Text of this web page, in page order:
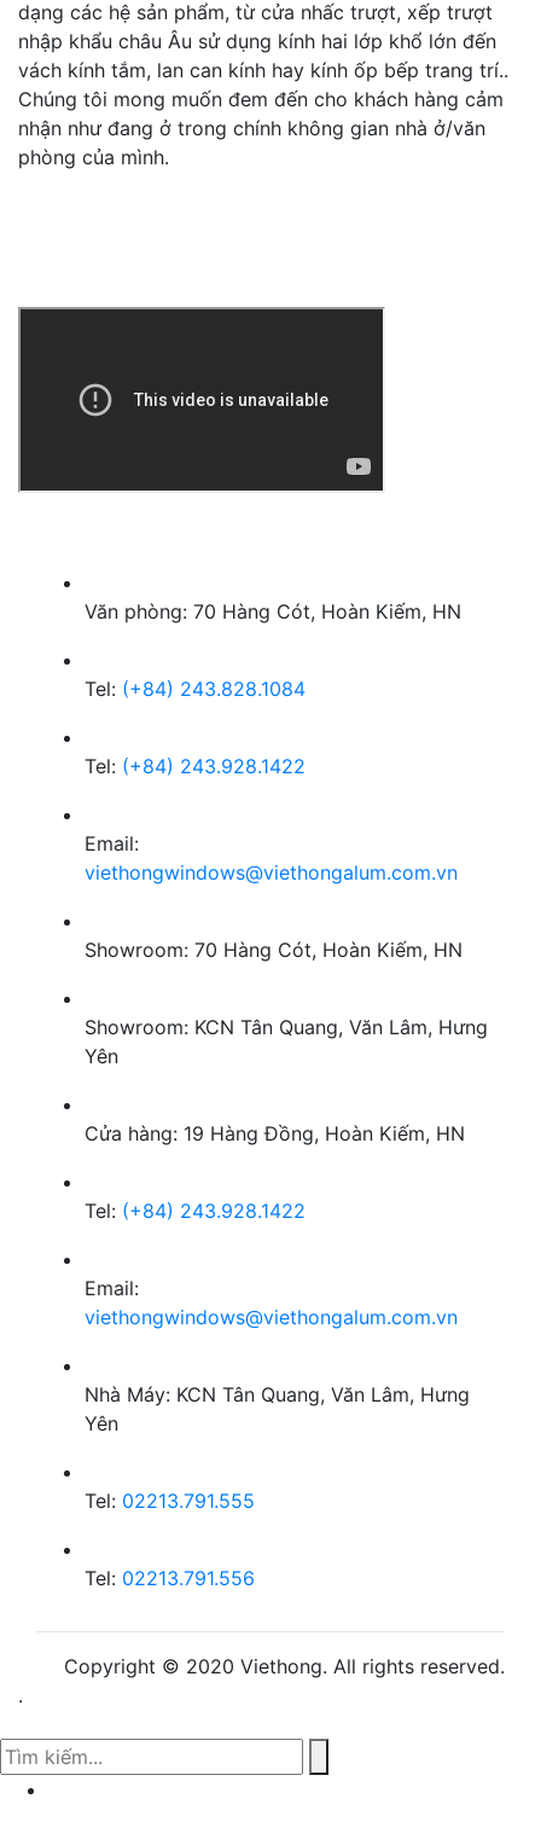
dạng các hệ sản phẩm, từ cửa nhấc trượt, xếp trượt
nhập khẩu châu Âu sử dụng kính hai lớp khổ lớn đến
vách kính tắm, lan can kính hay kính ốp bếp trang trí..
Chúng tôi mong muốn đem đến cho khách hàng cảm
nhận như đang ở trong chính không gian nhà ở/văn
phòng của mình.
Văn phòng: 70 Hàng Cót, Hoàn Kiếm, HN
Tel: (+84) 243.828.1084
Tel: (+84) 243.928.1422
Email:
viethongwindows@viethongalum.com.vn
Showroom: 70 Hàng Cót, Hoàn Kiếm, HN
Showroom: KCN Tân Quang, Văn Lâm, Hưng
Yên
Cửa hàng: 19 Hàng Đồng, Hoàn Kiếm, HN
Tel: (+84) 243.928.1422
Email:
viethongwindows@viethongalum.com.vn
Nhà Máy: KCN Tân Quang, Văn Lâm, Hưng
Yên
Tel: 02213.791.555
Tel: 02213.791.556
Copyright © 2020 Viethong. All rights reserved.
.